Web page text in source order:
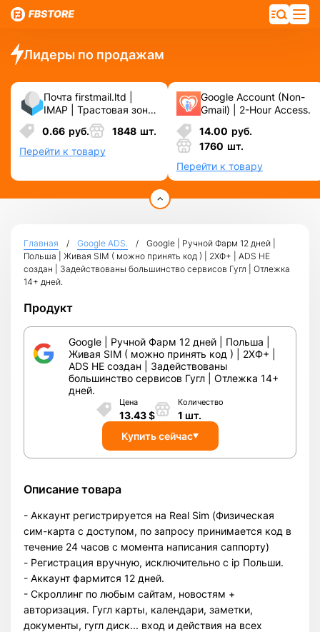
Лидеры по продажам
Почта firstmail.ltd |
IMAP | Трастовая зона
.COM ❗️ Новые, Чистые
❗️ С реальными
логинами | ☑️
Специально для ФБ/
0.66 руб. 1848 шт.
Перейти к товару
Google Account (Non-
Gmail) | 2-Hour Access.
14.00 руб.
1760 шт.
Перейти к товару
Главная Google ADS.
Google | Ручной Фарм 12 дней |
Польша | Живая SIM ( можно принять код ) | 2ХФ+ | ADS НЕ
создан | Задействованы большинство сервисов Гугл | Отлежка
14+ дней.
Продукт
Google | Ручной Фарм 12 дней | Польша |
Живая SIM ( можно принять код ) | 2ХФ+ |
ADS НЕ создан | Задействованы
большинство сервисов Гугл | Отлежка 14+
дней.
Цена
13.43$
Количество
1 шт.
Купить сейчас
Описание товара
- Аккаунт регистрируется на Real Sim (Физическая
сим-карта с доступом, по запросу принимается код в
течение 24 часов с момента написания саппорту)
- Регистрация вручную, исключительно с ip Польши.
- Аккаунт фармится 12 дней.
- Скроллинг по любым сайтам, новостям +
авторизация. Гугл карты, календари, заметки,
документы, гугл диск... вход и действия на всех